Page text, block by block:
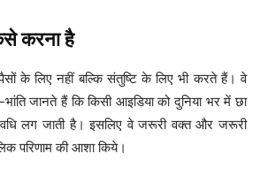
करना है
के लिए नहीं बल्कि संतुष्टि के लिए भी करते हैं। वे
जानते हैं कि किसी आइडिया को दुनिया भर में छा
लग जाती है। इसलिए वे जरूरी वक्त और जरूरी
परिणाम की आशा किये।